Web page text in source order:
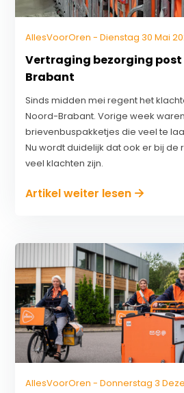
AllesVoorOren - Dienstag 30 Mai
Vertraging bezorging post
Brabant
Sinds midden mei regent het
Noord-Brabant. Vorige week
brievenbuspakketjes die veel te
Nu wordt duidelijk dat ook er bij
veel klachten zijn.
Artikel weiter lesen
AllesVoorOren - Donnerstag 3